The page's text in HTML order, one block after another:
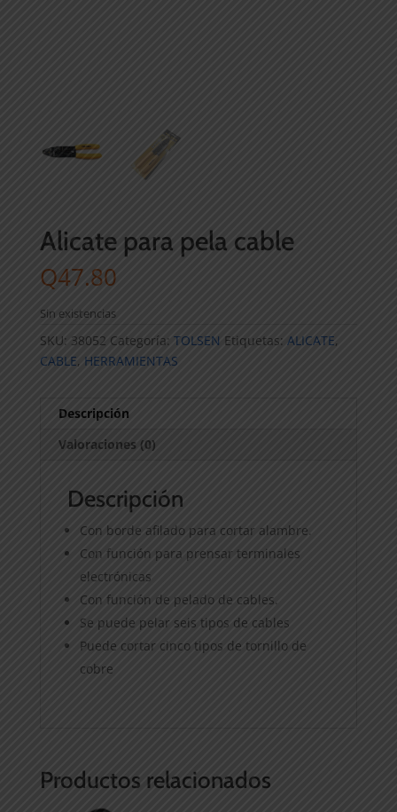
Alicate para pela cable
Q47.80
Sin existencias
SKU: 38052 Categoría: TOLSEN Etiquetas: ALICATE,
CABLE, HERRAMIENTAS
Descripción
Valoraciones (0)
Descripción
Con borde afilado para cortar alambre.
Con función para prensar terminales
electrónicas
Con función de pelado de cables.
Se puede pelar seis tipos de cables
Puede cortar cinco tipos de tornillo de
cobre
Productos relacionados